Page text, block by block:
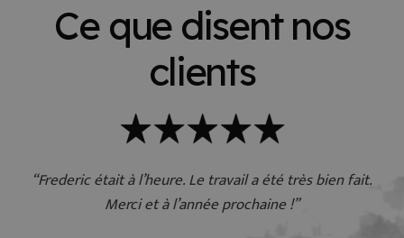
Ce que disent nos
clients
“Frederic était à l’heure. Le travail a été très bien fait.
Merci et à l’année prochaine !”